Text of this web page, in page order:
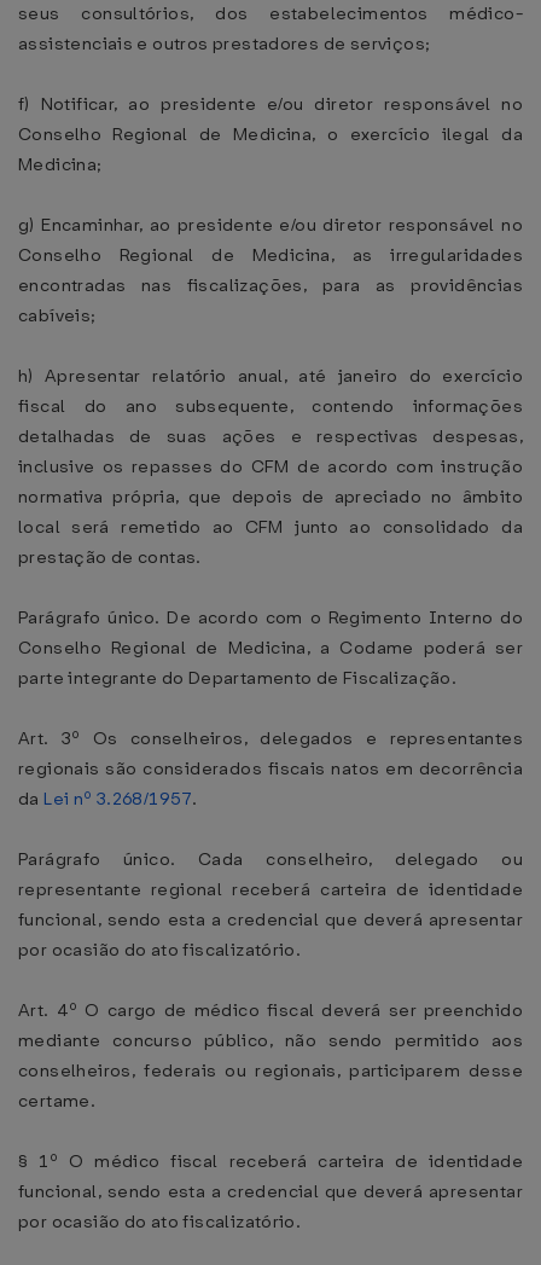
seus consultórios, dos estabelecimentos médico-
assistenciais e outros prestadores de serviços;
f) Notificar, ao presidente e/ou diretor responsável no
Conselho Regional de Medicina, o exercício ilegal da
Medicina;
g) Encaminhar, ao presidente e/ou diretor responsável no
Conselho Regional de Medicina, as irregularidades
encontradas nas fiscalizações, para as providências
cabíveis;
h) Apresentar relatório anual, até janeiro do exercício
fiscal do ano subsequente, contendo informações
detalhadas de suas ações e respectivas despesas,
inclusive os repasses do CFM de acordo com instrução
normativa própria, que depois de apreciado no âmbito
local será remetido ao CFM junto ao consolidado da
prestação de contas.
Parágrafo único. De acordo com o Regimento Interno do
Conselho Regional de Medicina, a Codame poderá ser
parte integrante do Departamento de Fiscalização.
Art. 3º Os conselheiros, delegados e representantes
regionais são considerados fiscais natos em decorrência
da Lei nº 3.268/1957.
Parágrafo único. Cada conselheiro, delegado ou
representante regional receberá carteira de identidade
funcional, sendo esta a credencial que deverá apresentar
por ocasião do ato fiscalizatório.
Art. 4º O cargo de médico fiscal deverá ser preenchido
mediante concurso público, não sendo permitido aos
conselheiros, federais ou regionais, participarem desse
certame.
§ 1º O médico fiscal receberá carteira de identidade
funcional, sendo esta a credencial que deverá apresentar
por ocasião do ato fiscalizatório.